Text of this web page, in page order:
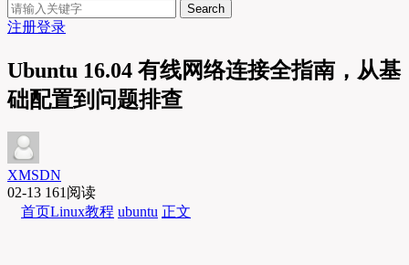
Search
注册登录
Ubuntu 16.04 有线网络连接全指南，从基
础配置到问题排查
XMSDN
02-13 161阅读
首页Linux教程 ubuntu 正文